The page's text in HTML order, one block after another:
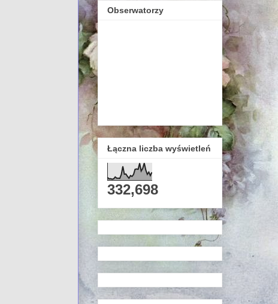
Obserwatorzy
Łączna liczba wyświetleń
332,698